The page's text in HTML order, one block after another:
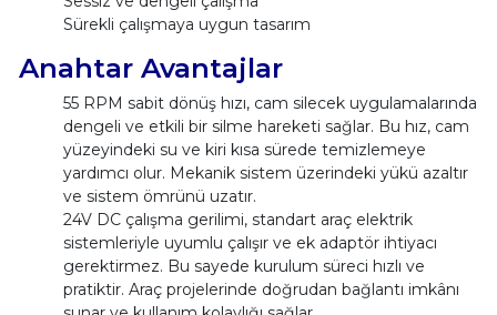
Sürekli çalışmaya uygun tasarım
Anahtar Avantajlar
55 RPM sabit dönüş hızı, cam silecek uygulamalarında
dengeli ve etkili bir silme hareketi sağlar. Bu hız, cam
yüzeyindeki su ve kiri kısa sürede temizlemeye
yardımcı olur. Mekanik sistem üzerindeki yükü azaltır
ve sistem ömrünü uzatır.
24V DC çalışma gerilimi, standart araç elektrik
sistemleriyle uyumlu çalışır ve ek adaptör ihtiyacı
gerektirmez. Bu sayede kurulum süreci hızlı ve
pratiktir. Araç projelerinde doğrudan bağlantı imkânı